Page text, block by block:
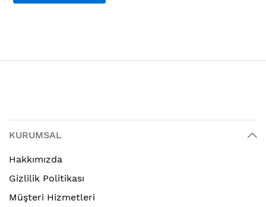
KURUMSAL
Hakkımızda
Gizlilik Politikası
Müşteri Hizmetleri